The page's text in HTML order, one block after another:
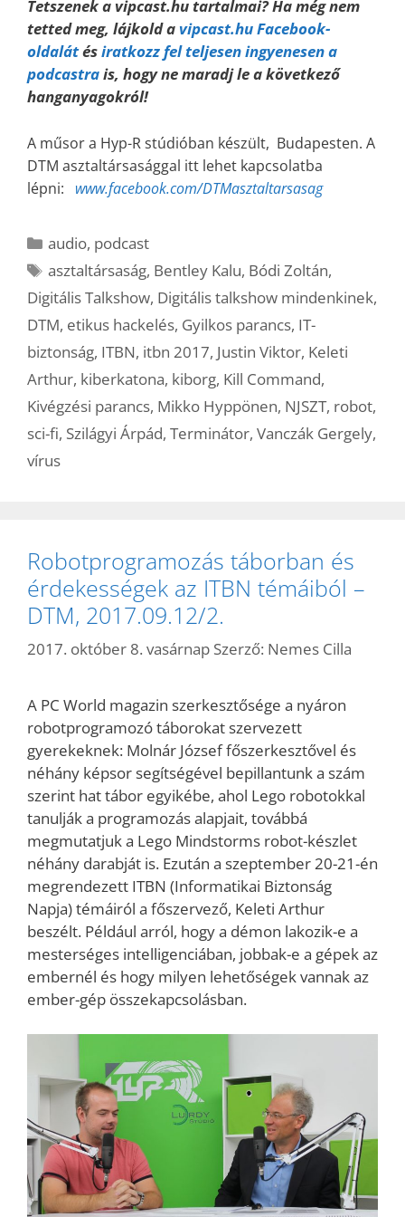
Tetszenek a vipcast.hu tartalmai? Ha még nem
tetted meg, lájkold a vipcast.hu Facebook-
oldalátésiratkozz fel teljesen ingyenesen a
podcastrais, hogy ne maradj le a következő
hanganyagokról!
A műsor a Hyp-R stúdióban készült, Budapesten. A
DTM asztaltársasággal itt lehet kapcsolatba
lépni:
www.facebook.com/DTMasztaltarsasag
Kategória
audio, podcast
Címkék
asztaltársaság, Bentley Kalu, Bódi Zoltán,
Digitális Talkshow, Digitális talkshow mindenkinek,
DTM, etikus hackelés, Gyilkos parancs, IT-
biztonság, ITBN, itbn 2017, Justin Viktor, Keleti
Arthur, kiberkatona, kiborg, Kill Command,
Kivégzési parancs, Mikko Hyppönen, NJSZT, robot,
sci-fi, Szilágyi Árpád, Terminátor, Vanczák Gergely,
vírus
Robotprogramozás táborban és
érdekességek az ITBN témáiból –
DTM, 2017.09.12/2.
2017. október 8. vasárnap Szerző: Nemes Cilla
A PC World magazin szerkesztősége a nyáron
robotprogramozó táborokat szervezett
gyerekeknek: Molnár József főszerkesztővel és
néhány képsor segítségével bepillantunk a szám
szerint hat tábor egyikébe, ahol Lego robotokkal
tanulják a programozás alapjait, továbbá
megmutatjuk a Lego Mindstorms robot-készlet
néhány darabját is. Ezután a szeptember 20-21-én
megrendezett ITBN (Informatikai Biztonság
Napja) témáiról a főszervező, Keleti Arthur
beszélt. Például arról, hogy a démon lakozik-e a
mesterséges intelligenciában, jobbak-e a gépek az
embernél és hogy milyen lehetőségek vannak az
ember-gép összekapcsolásban.